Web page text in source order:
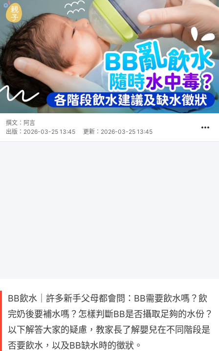
撰文： 阿言
出版： 2026-03-25 13:45 更新： 2026-03-25 13:45
BB飲水｜許多新手父母都會問：BB需要飲水嗎？飲
完奶後要補水嗎？怎樣判斷BB是否攝取足夠的水份？
以下解答大家的疑慮，教家長了解嬰兒在不同階段是
否要飲水，以及BB缺水時的徵狀。